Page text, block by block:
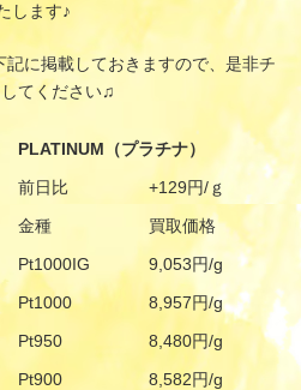
します♪
に掲載しておきますので、是非チ
してください♫
PLATINUM（プラチナ）
前日比
+129円/ｇ
金種
買取価格
Pt1000IG
9,053円/g
Pt1000
8,957円/g
Pt950
8,480円/g
Pt900
8,582円/g